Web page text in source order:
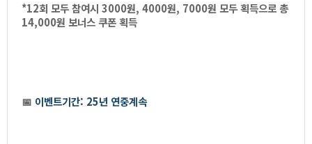
*12회모두참여시3000원,4000원,7000원모두획득으로총
14,000원보너스쿠폰획득
📅 이벤트기간:25년연중계속